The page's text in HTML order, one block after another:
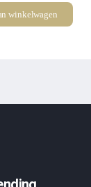
winkelwagen